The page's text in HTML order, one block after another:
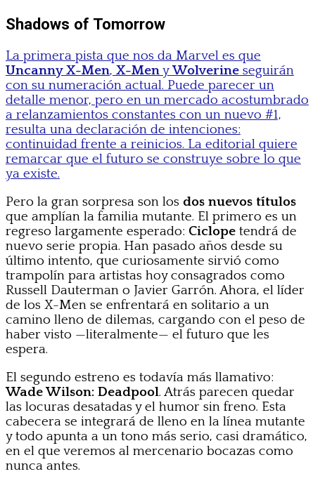
Shadows of Tomorrow
La primera pista que nos da Marvel es que
Uncanny X-Men, X-MenyWolverine seguirán
con su numeración actual. Puede parecer un
detalle menor, pero en un mercado acostumbrado
a relanzamientos constantes con un nuevo #1,
resulta una declaración de intenciones:
continuidad frente a reinicios. La editorial quiere
remarcar que el futuro se construye sobre lo que
ya existe.
Pero la gran sorpresa son los dos nuevos títulos
que amplían la familia mutante. El primero es un
regreso largamente esperado: Ciclope tendrá de
nuevo serie propia. Han pasado años desde su
último intento, que curiosamente sirvió como
trampolín para artistas hoy consagrados como
Russell Dauterman o Javier Garrón. Ahora, el líder
de los X-Men se enfrentará en solitario a un
camino lleno de dilemas, cargando con el peso de
haber visto —literalmente— el futuro que les
espera.
El segundo estreno es todavía más llamativo:
Wade Wilson: Deadpool. Atrás parecen quedar
las locuras desatadas y el humor sin freno. Esta
cabecera se integrará de lleno en la línea mutante
y todo apunta a un tono más serio, casi dramático,
en el que veremos al mercenario bocazas como
nunca antes.